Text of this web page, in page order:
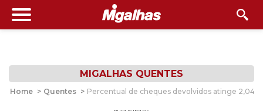
MIGALHAS QUENTES
Home > Quentes > Percentual de cheques devolvidos atinge 2,04%